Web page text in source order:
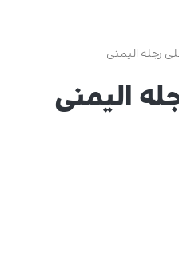
رجله اليمنى
اليمنى